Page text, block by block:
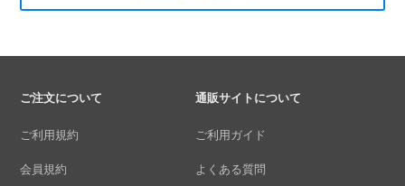
ご注文について
ご利用規約
会員規約
通販サイトについて
ご利用ガイド
よくある質問